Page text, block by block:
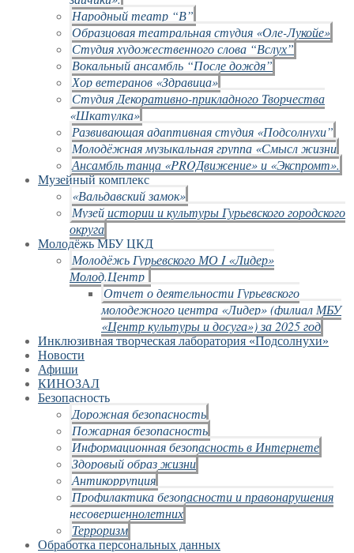
Народный театр “В”
Образцовая театральная студия «Оле-Лукойе»
Студия художественного слова “Вслух”
Вокальный ансамбль “После дождя”
Хор ветеранов «Здравица»
Студия Декоративно-прикладного Творчества
«Шкатулка»
Развивающая адаптивная студия «Подсолнухи”
Молодёжная музыкальная группа «Смысл жизни
Ансамбль танца «PROДвижение» и «Экспромт».
Музейный комплекс
«Вальдавский замок»
Музей истории и культуры Гурьевского городского
округа
Молодёжь МБУ ЦКД
Молодёжь Гурьевского МО I «Лидер»
Молод.Центр
Отчет о деятельности Гурьевского
молодежного центра «Лидер» (филиал МБУ
«Центр культуры и досуга») за 2025 год
Инклюзивная творческая лаборатория «Подсолнухи»
Новости
Афиши
КИНОЗАЛ
Безопасность
Дорожная безопасность
Пожарная безопасность
Информационная безопасность в Интернете
Здоровый образ жизни
Антикоррупция
Профилактика безопасности и правонарушения
несовершеннолетних
Терроризм
Обработка персональных данных